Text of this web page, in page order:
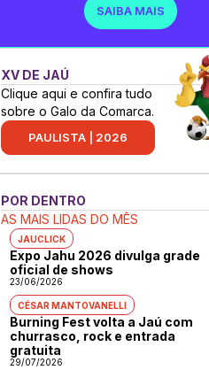
SAIBA MAIS
XV DE JAÚ
Clique aqui e confira tudo
sobre o Galo da Comarca.
PAULISTA | 2026
POR DENTRO
AS MAIS LIDAS DO MÊS
JAUCLICK
Expo Jahu 2026 divulga grade
oficial de shows
23/06/2026
CÉSAR MANTOVANELLI
Burning Fest volta a Jaú com
churrasco, rock e entrada
gratuita
29/07/2026